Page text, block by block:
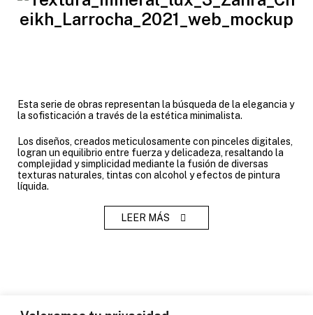
Esta serie de obras representan la búsqueda de la elegancia y
la sofisticación a través de la estética minimalista.
Los diseños, creados meticulosamente con pinceles digitales,
logran un equilibrio entre fuerza y delicadeza, resaltando la
complejidad y simplicidad mediante la fusión de diversas
texturas naturales, tintas con alcohol y efectos de pintura
líquida.